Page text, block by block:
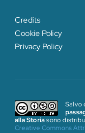
Credits
Cookie Policy
Privacy Policy
Salvo
alla Storiasono
Creative Commons